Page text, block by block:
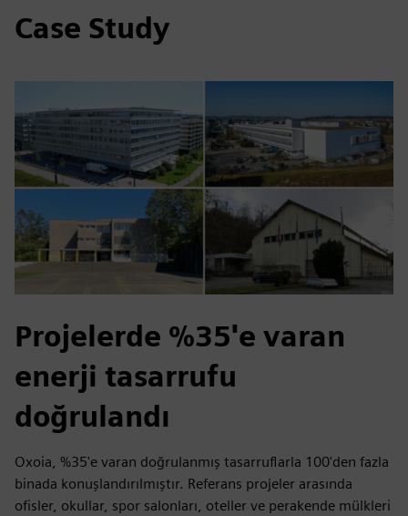
Case Study
Projelerde %35'e varan
enerji tasarrufu
doğrulandı
Oxoia, %35'e varan doğrulanmış tasarruflarla 100'den fazla
binada konuşlandırılmıştır. Referans projeler arasında
ofisler, okullar, spor salonları, oteller ve perakende mülkleri